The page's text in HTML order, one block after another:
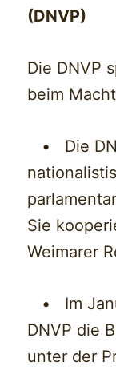
(DNVP)
Die DNVP
beim
• Die
Sie
Weimarer
• Im
DNVP die
unter der